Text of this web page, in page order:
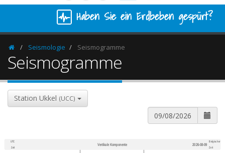
Haben Sie ein Erdbeben gespürt?
HomepageSeismologie Seismogramme
Seismogramme
Station Ukkel (UCC)
UTC
Zeit
Vertikale Komponente 2026-08-09
Belgischer
Zeit